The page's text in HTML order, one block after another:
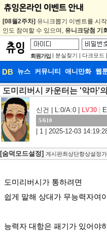
[08월2주차] 유니크뽑기 이벤트를 시
인도 참여할 수 있으며, 유니크당첨 기회
회원가입 | 분실찾기 | 다크모드 |
DB 뉴스 커뮤니티 애니만화 웹
DB 뉴스
웹툰 이미지
도미리버시 카운터는 '악마'
신건 | L:0/A:0 | LV30
5/610
| 1 | 2025-12-03
[숨덕모드설정] 게시판최상단항상설정
도미리버시가 통하려면
쉽게 말해 상대가 무능력자여
능력자 대항은 패기가 있어야